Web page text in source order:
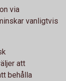
via
vanligtvis
att
behålla